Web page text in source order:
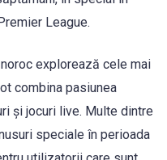
League.
explorează cele mai
combina pasiunea
și jocuri live. Multe dintre
speciale în perioada